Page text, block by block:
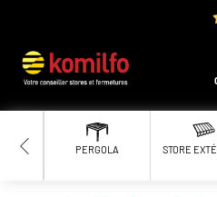
PERGOLA STORE